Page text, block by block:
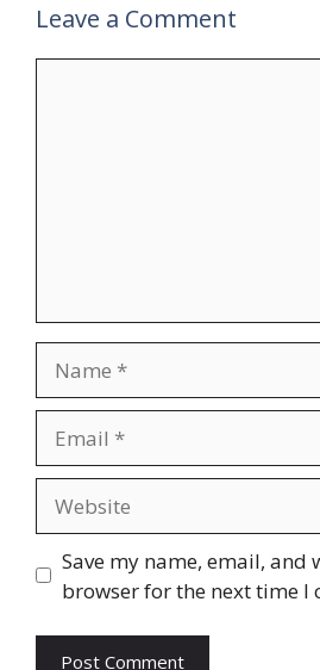
Leave a Comment
Save my name, email, and
browser for the next time I